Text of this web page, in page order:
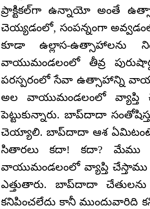
ప్రాక్టికల్‌గా ఉన్నాయో అంతే
చెయ్యడంలో, సంపన్నంగా
కూడా ఉల్లాస-ఉత్సాహాలను
వాయుమండలంలో తీవ్ర
పరస్పరంలో సేవా ఉత్సాహాన్ని
అల వాయుమండలంలో వ్యాప్తి
పెట్టుకున్నారు. బాప్‌దాదా
చెయ్యాలి. బాప్‌దాదా ఆశ ఏమిటంటే
సితారలు కదా! కదా? మేము
వాయుమండలంలో వ్యాప్తి
ఎత్తుతారు. బాప్‌దాదా
కనిపించలేదు కానీ ముందువారిది